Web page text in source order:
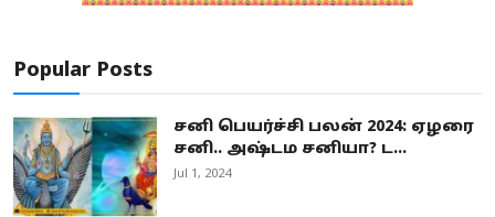
Popular Posts
சனி பெயர்ச்சி பலன் 2024: ஏழரை
சனி.. அஷ்டம சனியா? ட...
Jul 1, 2024